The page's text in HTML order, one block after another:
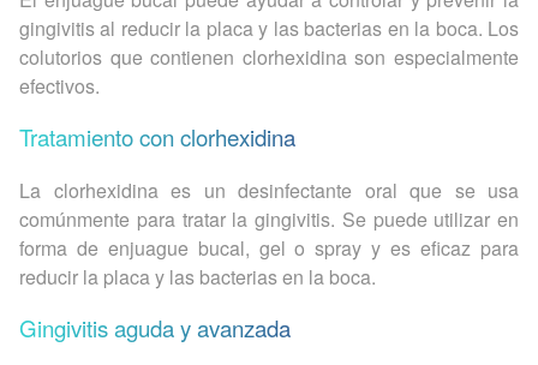
gingivitis al reducir la placa y las bacterias en la boca. Los
colutorios que contienen clorhexidina son especialmente
efectivos.
Tratamiento con clorhexidina
La clorhexidina es un desinfectante oral que se usa
comúnmente para tratar la gingivitis. Se puede utilizar en
forma de enjuague bucal, gel o spray y es eficaz para
reducir la placa y las bacterias en la boca.
Gingivitis aguda y avanzada